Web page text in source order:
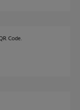
Code.